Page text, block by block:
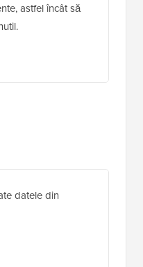
astfel încât să
datele din